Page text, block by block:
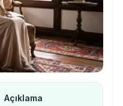
Açıklama